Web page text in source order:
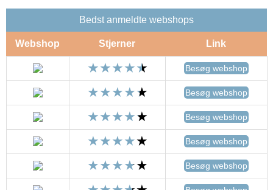
Bedst anmeldte webshops
Webshop Stjerner Link
Besøg webshop
Besøg webshop
Besøg webshop
Besøg webshop
Besøg webshop